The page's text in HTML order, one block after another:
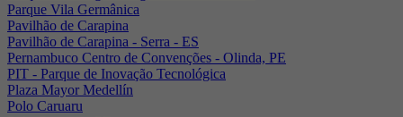
Parque Vila Germânica
Pavilhão de Carapina
Pavilhão de Carapina - Serra - ES
Pernambuco Centro de Convenções - Olinda, PE
PIT - Parque de Inovação Tecnológica
Plaza Mayor Medellín
Polo Caruaru